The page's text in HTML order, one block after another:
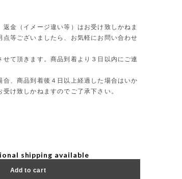
金（イメージ違い等）はお受け致しかねま
等ございましたら、お気軽にお問い合わせ
て頂きます。商品到着より３日以内にご連
、商品到着後４日以上経過した場合はいか
け致しかねますのでご了承下さい。
shipping available
Add to cart